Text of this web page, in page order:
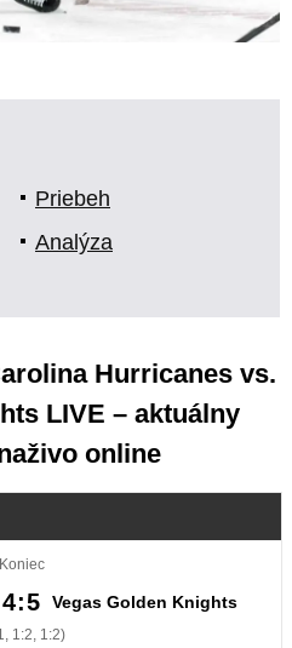
Priebeh
Analýza
Hurricanes vs.
LIVE – aktuálny
online
Koniec
4:5 Vegas Golden Knights
1:2, 1:2)